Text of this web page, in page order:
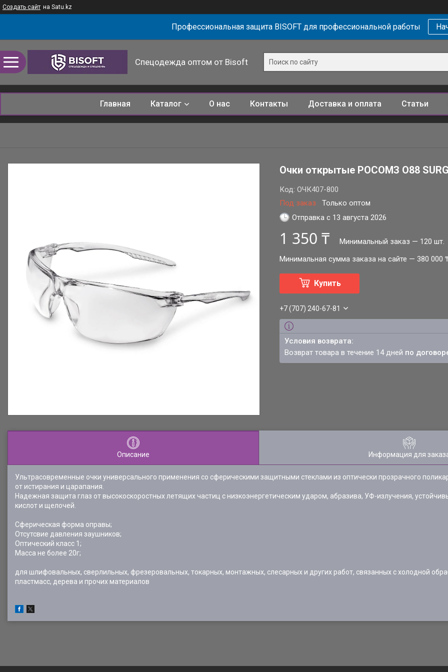
Создать сайт на Satu.kz
Профессиональная защита BISOFT для профессиональной работы
Спецодежда оптом от Bisoft
Главная Каталог О нас Контакты Доставка и оплата Статьи
Очки открытые РОСОМЗ О88
Под заказ Только оптом
Код:ОЧК407-800
Отправка с 13 августа 2026
1 350 ₸
Минимальный заказ — 120 шт.
Минимальная сумма заказа на сайте — 380 000
Купить
+7 (707) 240-67-81
возврат товара в течение 14 дней по
Описание Информация для
Ультрасовременные очки универсального применения со сферическими защитными стеклами из оптически прозрачного
от истирания и царапания.
Надежная защита глаз от высокоскоростных летящих частиц с низкоэнергетическим ударом, абразива, УФ-излучения,
кислот и щелочей.
Сферическая форма оправы;
Отсутсвие давления заушников;
Оптический класс 1;
Масса не более 20г;
для шлифовальных, сверлильных, фрезеровальных, токарных, монтажных, слесарных и других работ, связанных с холодной
пластмасс, дерева и прочих материалов